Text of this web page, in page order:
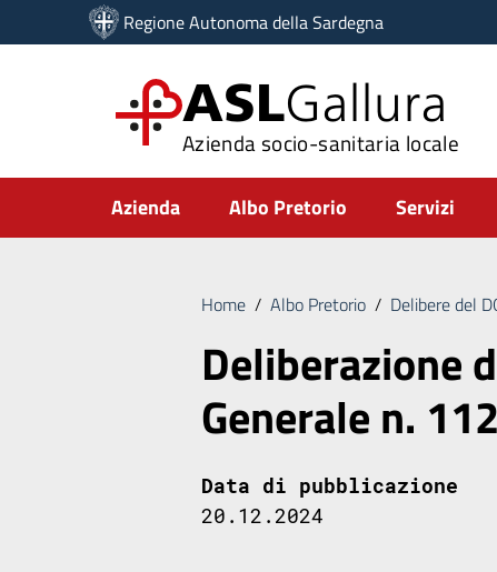
Vai ai contenuti
Vai al menu di navigazione
Regione Autonoma della Sardegna
ASLGallura
Azienda socio-sanitaria locale
Submenu
Azienda Albo Pretorio Servizi
Home / Albo Pretorio / Delibere del
Deliberazione
Generale n.
Data di pubblicazione
20.12.2024